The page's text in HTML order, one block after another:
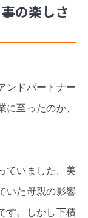
の楽しさ
ンドパートナー
に至ったのか、
ていました。美
いた母親の影響
す。しかし下積